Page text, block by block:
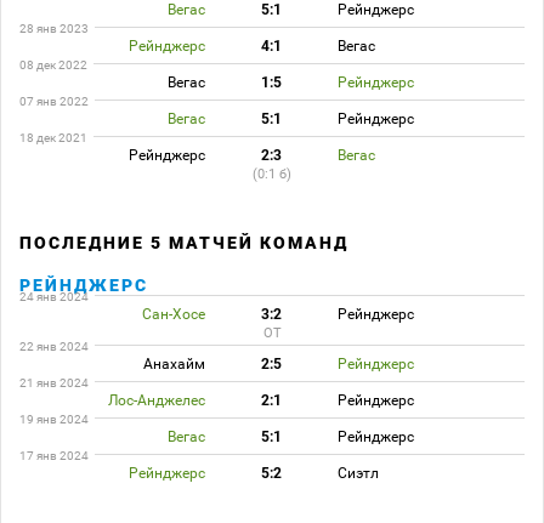
Вегас 5:1 Рейнджерс
28 янв 2023
Рейнджерс 4:1 Вегас
08 дек 2022
Вегас 1:5 Рейнджерс
07 янв 2022
Вегас 5:1 Рейнджерс
18 дек 2021
Рейнджерс 2:3 Вегас
(0:1 б)
ПОСЛЕДНИЕ 5 МАТЧЕЙ КОМАНД
РЕЙНДЖЕРС
24 янв 2024
Сан-Хосе 3:2 Рейнджерс
ОТ
22 янв 2024
Анахайм 2:5 Рейнджерс
21 янв 2024
Лос-Анджелес 2:1 Рейнджерс
19 янв 2024
Вегас 5:1 Рейнджерс
17 янв 2024
Рейнджерс 5:2 Сиэтл